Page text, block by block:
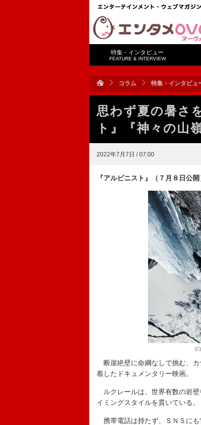
特集・インタビュー
FEATURE & INTERVIEW
コラム 特集・インタビュ
思わず夏の暑さ
ト』『神々の山
2022年7月7日 / 07:00
『アルピニスト』（７月８日公開
断崖絶壁に命綱なしで挑む、
着したドキュメンタリー映画。
ルクレールは、世界有数の岩壁
イミングスタイルを貫いている。
携帯電話は持たず、ＳＮＳに